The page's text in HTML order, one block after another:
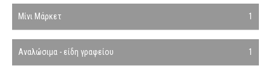
Μίνι Μάρκετ 1
Αναλώσιμα - είδη γραφείου 1